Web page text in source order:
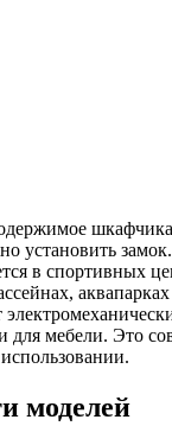
установить
в спортивных
для мебели. Это
моделей